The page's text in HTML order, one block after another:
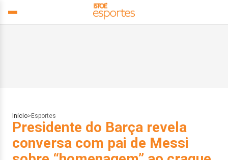
Início> Esportes
Presidente do Barça revela
conversa com pai de Messi